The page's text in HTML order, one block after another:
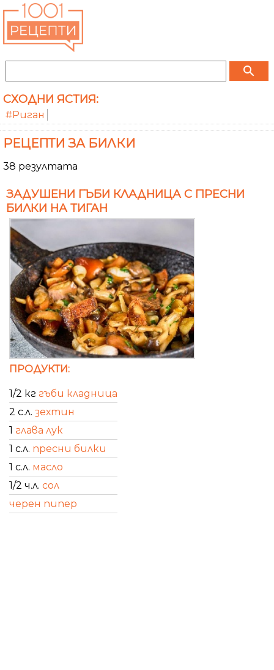
search
СХОДНИ ЯСТИЯ:
#Риган
РЕЦЕПТИ ЗА БИЛКИ
38 резултата
ЗАДУШЕНИ ГЪБИ КЛАДНИЦА С ПРЕСНИ
БИЛКИ НА ТИГАН
ПРОДУКТИ:
1/2 кг гъби кладница
2 с.л. зехтин
1 глава лук
1 с.л. пресни билки
1 с.л. масло
1/2 ч.л. сол
черен пипер